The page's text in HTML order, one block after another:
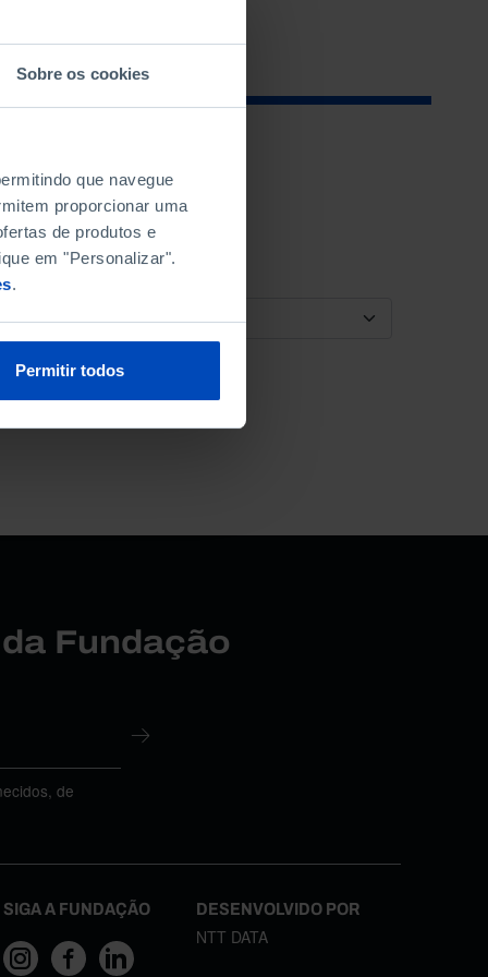
Sobre os cookies
que navegue
proporcionar uma
de produtos e
em "Personalizar".
.
Permitir todos
ORDENAR POR
Fundação
de
SIGA A FUNDAÇÃO DESENVOLVIDO POR
NTT DATA